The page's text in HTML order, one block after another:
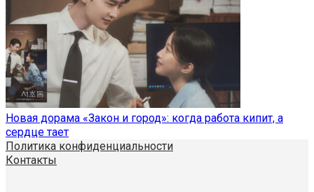
Новая дорама «Закон и город»: когда работа кипит, а
сердце тает
Политика конфиденциальности
Контакты